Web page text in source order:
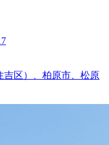
吉区）、柏原市、松原